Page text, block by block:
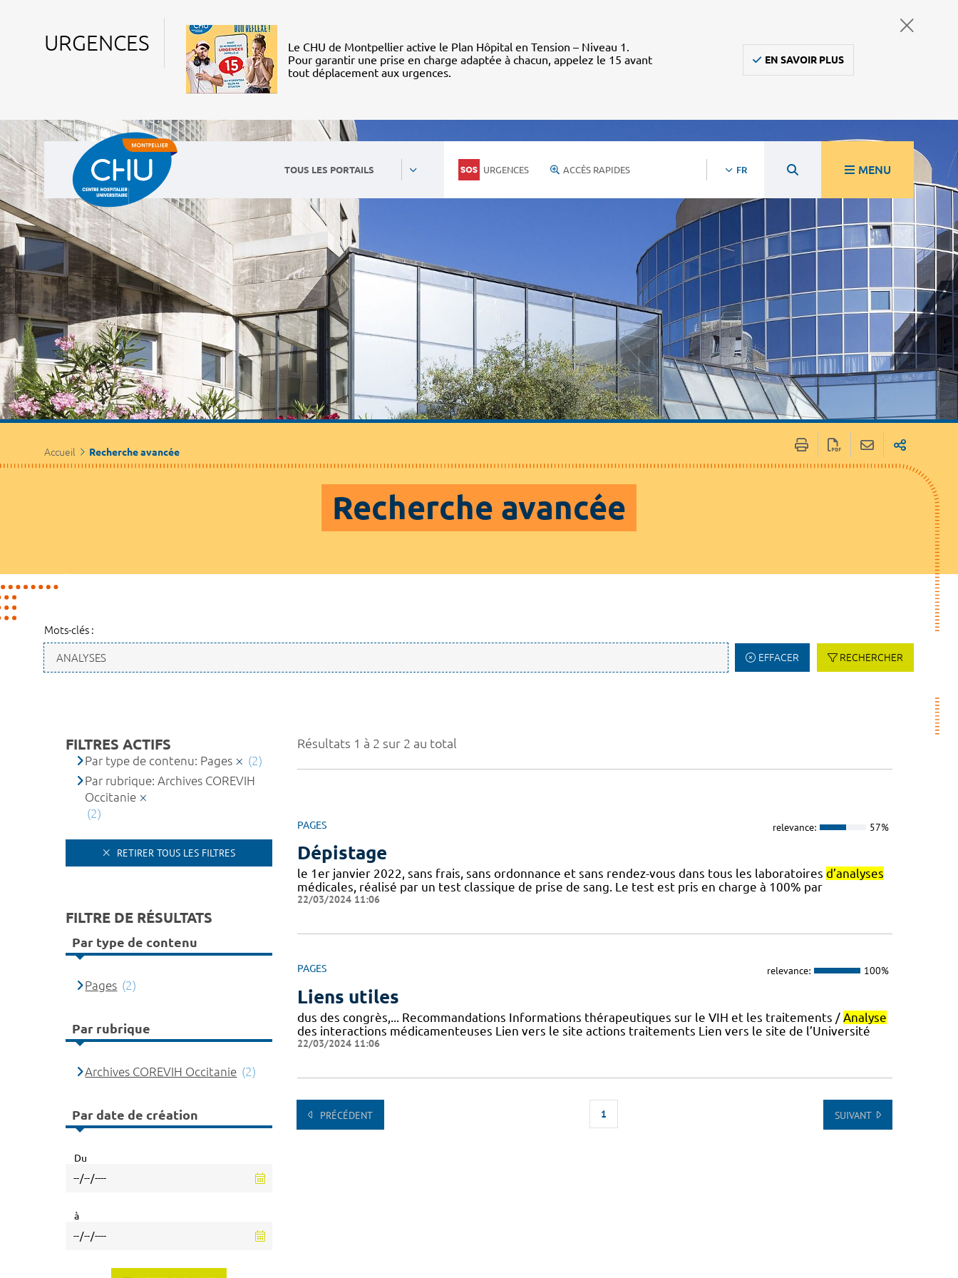
URGENCES
Le CHU de Montpellier active le Plan Hôpital en Tension – Niveau 1.
Pour garantir une prise en charge adaptée à chacun, appelez le 15 avant
tout déplacement aux urgences.
EN SAVOIR PLUS
TOUS LES PORTAILS URGENCES ACCÈS RAPIDES FR MENU
Accueil Recherche avancée
Recherche avancée
Mots-clés :
EFFACER RECHERCHER
Résultats 1 à 2 sur 2 au total
PAGES relevance: 57%
Dépistage
le 1er janvier 2022, sans frais, sans ordonnance et sans rendez-vous dans tous les laboratoires d’analyses
médicales, réalisé par un test classique de prise de sang. Le test est pris en charge à 100% par
22/03/2024 11:06
PAGES relevance: 100%
Liens utiles
dus des congrès,... Recommandations Informations thérapeutiques sur le VIH et les traitements / Analyse
des interactions médicamenteuses Lien vers le site actions traitements Lien vers le site de l’Université
22/03/2024 11:06
PRÉCÉDENT 1 SUIVANT
FILTRES ACTIFS
Par type de contenu: Pages
(2)
Par rubrique: Archives COREVIH
Occitanie
(2)
RETIRER TOUS LES FILTRES
FILTRE DE RÉSULTATS
Par type de contenu
Pages (2)
Par rubrique
Archives COREVIH Occitanie (2)
Par date de création
Du
à